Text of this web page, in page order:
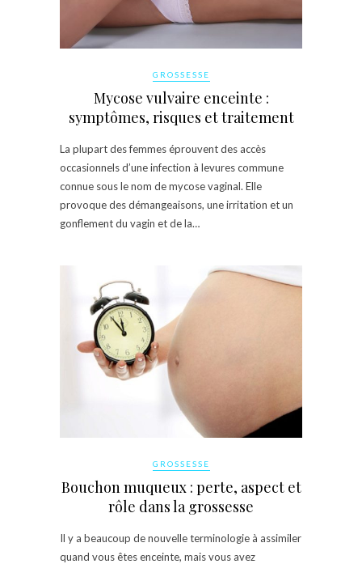
GROSSESSE
Mycose vulvaire enceinte :
symptômes, risques et traitement
La plupart des femmes éprouvent des accès
occasionnels d’une infection à levures commune
connue sous le nom de mycose vaginal. Elle
provoque des démangeaisons, une irritation et un
gonflement du vagin et de la…
GROSSESSE
Bouchon muqueux : perte, aspect et
rôle dans la grossesse
Il y a beaucoup de nouvelle terminologie à assimiler
quand vous êtes enceinte, mais vous avez